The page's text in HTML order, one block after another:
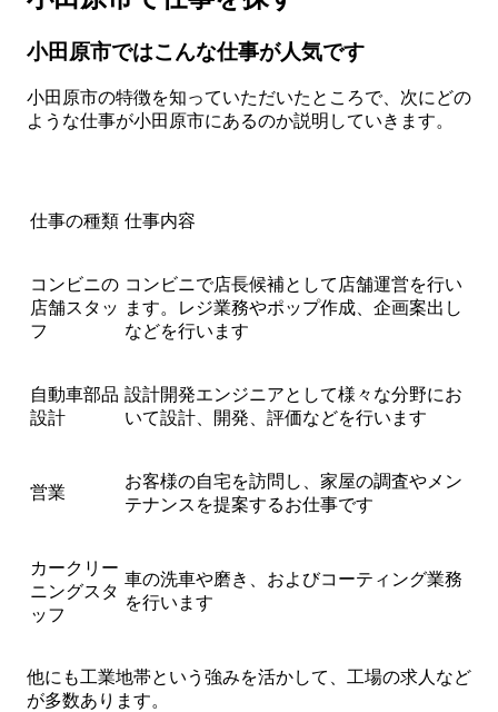
小田原市ではこんな仕事が人気です
小田原市の特徴を知っていただいたところで、次にどの
ような仕事が小田原市にあるのか説明していきます。
仕事の種類 仕事内容
コンビニの
店舗スタッ
フ
コンビニで店長候補として店舗運営を行い
ます。レジ業務やポップ作成、企画案出し
などを行います
自動車部品
設計
設計開発エンジニアとして様々な分野にお
いて設計、開発、評価などを行います
営業
お客様の自宅を訪問し、家屋の調査やメン
テナンスを提案するお仕事です
カークリー
ニングスタ
ッフ
車の洗車や磨き、およびコーティング業務
を行います
他にも工業地帯という強みを活かして、工場の求人など
が多数あります。